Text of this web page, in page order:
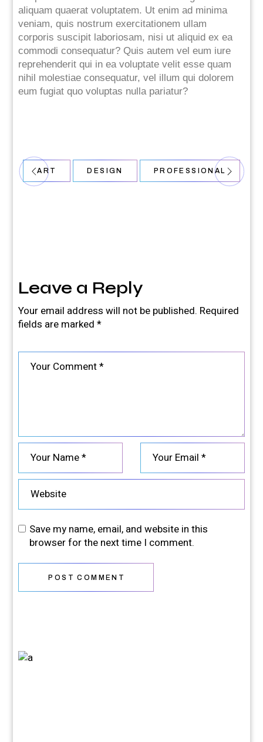
aliquam quaerat voluptatem. Ut enim ad minima
veniam, quis nostrum exercitationem ullam
corporis suscipit laboriosam, nisi ut aliquid ex ea
commodi consequatur? Quis autem vel eum iure
reprehenderit qui in ea voluptate velit esse quam
nihil molestiae consequatur, vel illum qui dolorem
eum fugiat quo voluptas nulla pariatur?
ART DESIGN PROFESSIONAL
Leave a Reply
Your email address will not be published. Required
fields are marked*
Save my name, email, and website in this
browser for the next time I comment.
POST COMMENT